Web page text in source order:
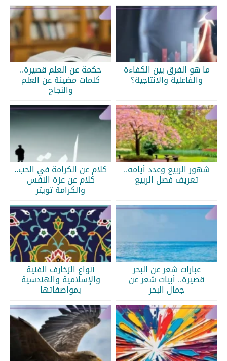
ما هو الفرق بين الكفاءة
والفاعلية والانتاجية؟
حكمة عن العلم قصيرة..
كلمات مضيئة عن العلم
والنجاح
شهور الربيع وعدد أيامه..
تعريف فصل الربيع
كلام عن الكرامة في الحب..
كلام عن عزة النفس
والكرامة تويتر
عبارات شعر عن البحر
قصيرة.. أبيات شعر عن
جمال البحر
أنواع الزخارف الفنية
والإسلامية والهندسية
بمواصفاتها